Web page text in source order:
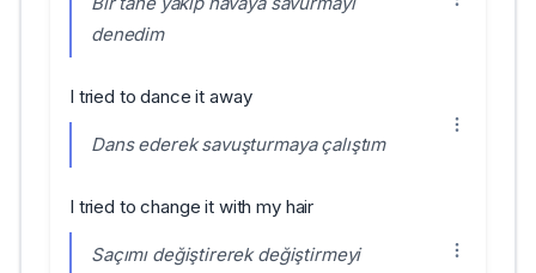
denedim
I tried to dance it away
Dans ederek savuşturmaya çalıştım
I tried to change it with my hair
Saçımı değiştirerek değiştirmeyi